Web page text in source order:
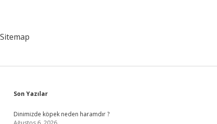
Sitemap
Sidebar
Son Yazılar
Dinimizde köpek neden haramdır ?